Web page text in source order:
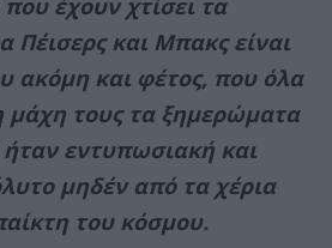
έχουν χτίσει τα
Πέισερς και Μπακς είναι
ακόμη και φέτος, που όλα
μάχη τους τα ξημερώματα
ήταν εντυπωσιακή και
μηδέν από τα χέρια
του κόσμου.